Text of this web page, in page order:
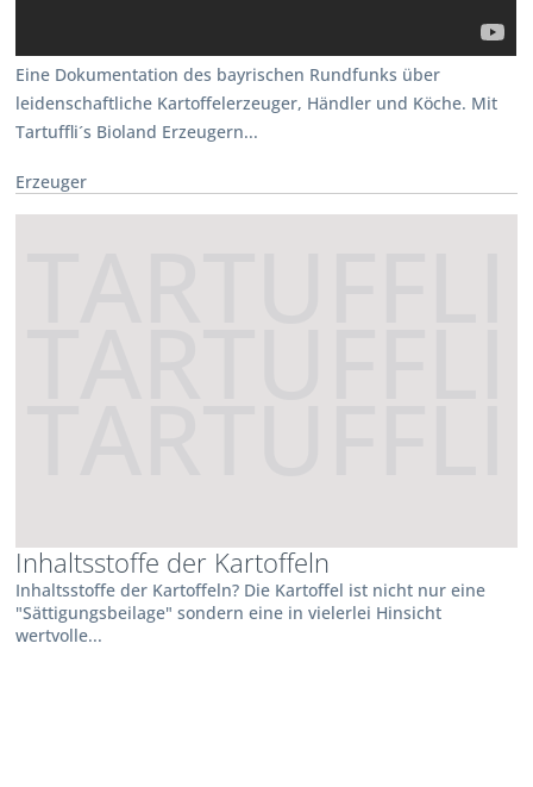
Eine Dokumentation des bayrischen Rundfunks über
leidenschaftliche Kartoffelerzeuger, Händler und Köche. Mit
Tartuffli´s Bioland Erzeugern...
Erzeuger
Inhaltsstoffe der Kartoffeln
Inhaltsstoffe der Kartoffeln? Die Kartoffel ist nicht nur eine
"Sättigungsbeilage" sondern eine in vielerlei Hinsicht
wertvolle...